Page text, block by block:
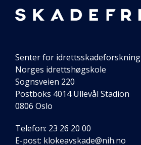
Senter for idrettsskadeforskning
Norges idrettshøgskole
Sognsveien 220
Postboks 4014 Ullevål Stadion
0806 Oslo
Telefon: 23 26 20 00
E-post: klokeavskade@nih.no